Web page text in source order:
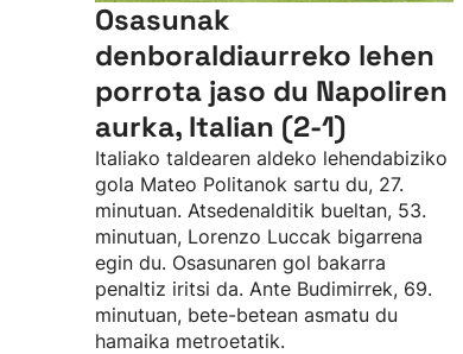
Osasunak
denboraldiaurreko lehen
porrota jaso du Napoliren
aurka, Italian (2-1)
Italiako taldearen aldeko lehendabiziko
gola Mateo Politanok sartu du, 27.
minutuan. Atsedenalditik bueltan, 53.
minutuan, Lorenzo Luccak bigarrena
egin du. Osasunaren gol bakarra
penaltiz iritsi da. Ante Budimirrek, 69.
minutuan, bete-betean asmatu du
hamaika metroetatik.